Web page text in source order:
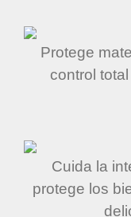
Protege
control
Cuida la
protege los